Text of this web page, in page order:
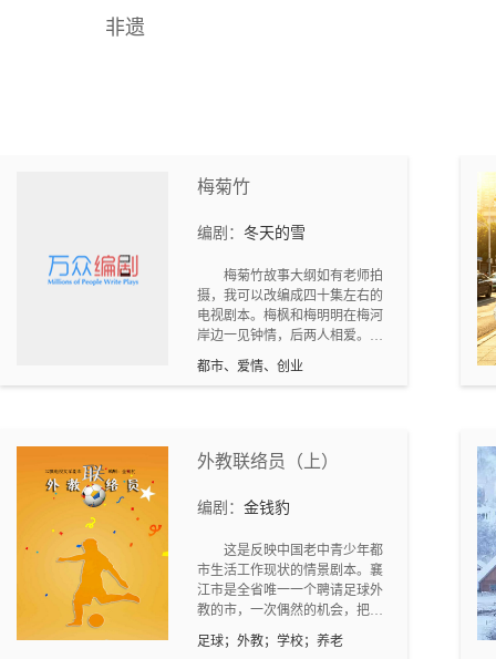
们采取正确的育儿方法，宣
展和应用场景展开设想，并
下家庭教育和儿童心理的一
些问题。特别设计的故事开
场，多次反转，吸引眼球。
非遗
梅菊竹
编剧： 冬天的雪
梅菊竹故事大纲如有老师拍
摄，我可以改编成四十集左右的
电视剧本。梅枫和梅明明在梅河
岸边一见钟情，后两人相爱。但
是，由于梅明明的妈妈以死相
逼，两人最终分手。梅枫和林菊
明再次相遇。然而不幸的是菊花
苦苦寻找菊花。菊花不愿意看到
故去。梅枫悲痛不已。后来，梅
枫和梅明明结为夫妻。林菊花在
一位老中医的精心治疗下，疾病
好了。林菊花又回来了。梅明明
接受了菊花，三人演绎了一场悲
都市、爱情、创业
外教联络员（上）
编剧： 金钱豹
这是反映中国老中青少年都
市生活工作现状的情景剧本。襄
江市是全省唯一一个聘请足球外
教的市，一次偶然的机会，把张
琴这个生长在特殊家庭的普通女
教师推向了社会工作和生活的前
足球；外教；学校；养老